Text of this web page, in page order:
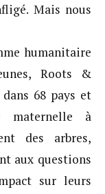
Mais nous
humanitaire
Roots &
68 pays et
maternelle à
des arbres,
aux questions
sur leurs